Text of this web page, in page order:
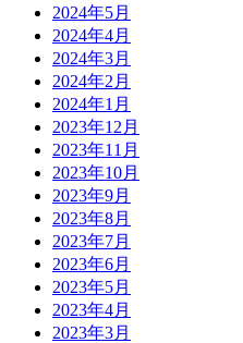
2024年5月
2024年4月
2024年3月
2024年2月
2024年1月
2023年12月
2023年11月
2023年10月
2023年9月
2023年8月
2023年7月
2023年6月
2023年5月
2023年4月
2023年3月